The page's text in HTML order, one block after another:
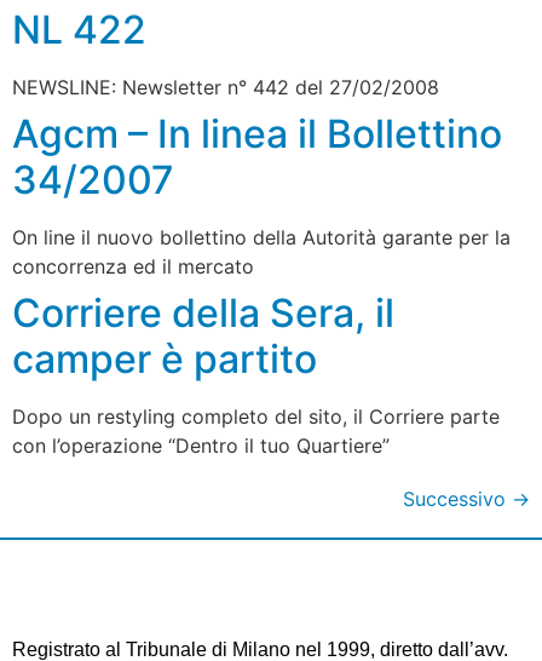
NL 422
NEWSLINE: Newsletter n° 442 del 27/02/2008
Agcm – In linea il Bollettino
34/2007
On line il nuovo bollettino della Autorità garante per la
concorrenza ed il mercato
Corriere della Sera, il
camper è partito
Dopo un restyling completo del sito, il Corriere parte
con l’operazione “Dentro il tuo Quartiere”
Successivo →
Registrato al Tribunale di Milano nel 1999, diretto dall’avv.